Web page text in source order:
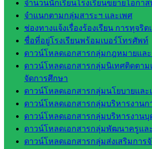
จำนวนนักเรียนโรงเรียนขยายโอกา
จำแนกตามกลุ่มสาระฯ และเพศ
ช่องทางแจ้งเรื่องร้องเรียน การทุจริ
ชื่อที่อยู่โรงเรียนพร้อมเบอร์โทรศัพท์
ดาวน์โหลดเอกสารกลุ่มกฎหมายแล
ดาวน์โหลดเอกสารกลุ่มนิเทศติดตาม
จัดการศึกษา
ดาวน์โหลดเอกสารกลุ่มนโยบายและ
ดาวน์โหลดเอกสารกลุ่มบริหารงานก
ดาวน์โหลดเอกสารกลุ่มบริหารงาน
ดาวน์โหลดเอกสารกลุ่มพัฒนาครูแล
ดาวน์โหลดเอกสารกลุ่มส่งเสริมการ
บุคคล
กลุ่ม
พัฒนาครู
และบุ
คลากรฯ
กลุ่มนิ
เทศ
ติดตาม
และประ
เมินผลฯ
เว็บไซต์